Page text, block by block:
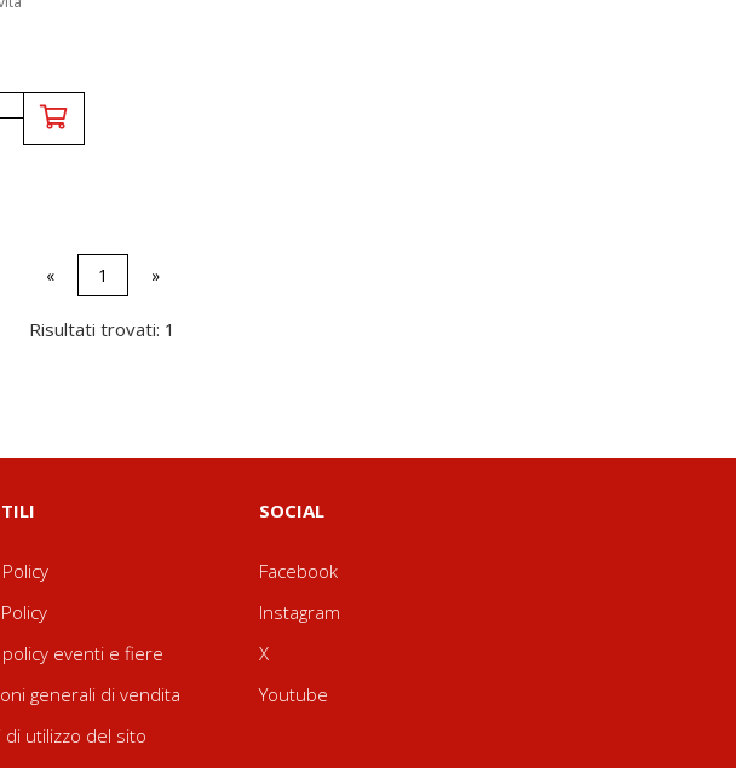
« 1 »
Risultati trovati: 1
policy eventi e fiere
generali di vendita
di utilizzo del sito
SOCIAL
Facebook
Instagram
X
Youtube